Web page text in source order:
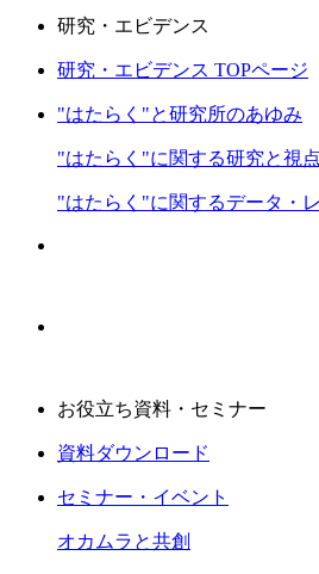
研究・エビデンス
研究・エビデンス TOPページ
"はたらく"と研究所のあゆみ
"はたらく"に関する研究と視点
"はたらく"に関するデータ・
お役立ち資料・セミナー
資料ダウンロード
セミナー・イベント
オカムラと共創